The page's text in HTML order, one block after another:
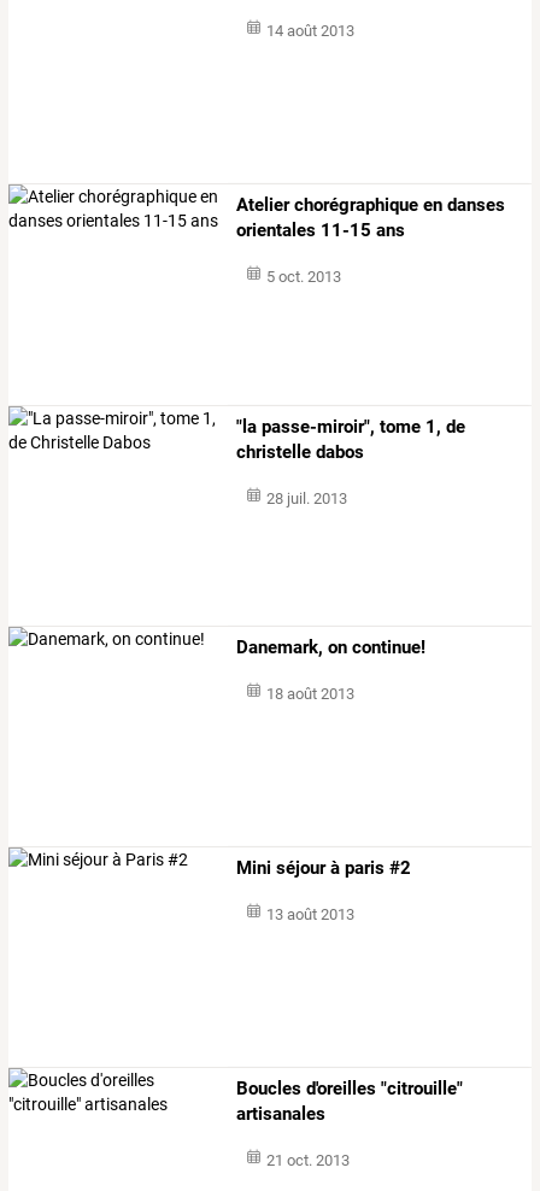
14 août 2013
Atelier chorégraphique en danses
orientales 11-15 ans
5 oct. 2013
"la passe-miroir", tome 1, de
christelle dabos
28 juil. 2013
Danemark, on continue!
18 août 2013
Mini séjour à paris #2
13 août 2013
Boucles d'oreilles "citrouille"
artisanales
21 oct. 2013